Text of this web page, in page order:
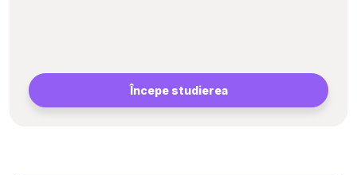
Începe studierea